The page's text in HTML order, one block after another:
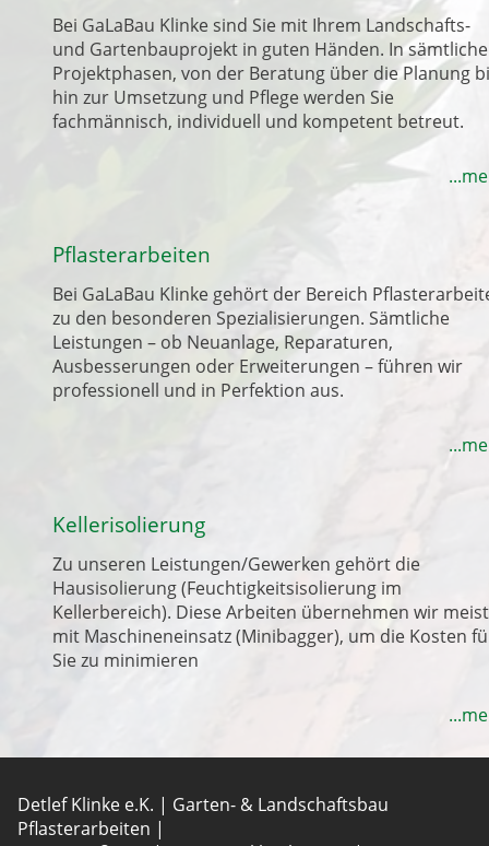
Bei GaLaBau Klinke sind Sie mit Ihrem Landschafts-
und Gartenbauprojekt in guten Händen. In
Projektphasen, von der Beratung über die Planung
hin zur Umsetzung und Pflege werden Sie
fachmännisch, individuell und kompetent betreut.
Pflasterarbeiten
Bei GaLaBau Klinke gehört der Bereich
zu den besonderen Spezialisierungen. Sämtliche
Leistungen – ob Neuanlage, Reparaturen,
Ausbesserungen oder Erweiterungen – führen wir
professionell und in Perfektion aus.
Kellerisolierung
Zu unseren Leistungen/Gewerken gehört die
Hausisolierung (Feuchtigkeitsisolierung im
Kellerbereich). Diese Arbeiten übernehmen wir meist
mit Maschineneinsatz (Minibagger), um die Kosten
Sie zu minimieren
Detlef Klinke e.K. | Garten- & Landschaftsbau
Pflasterarbeiten |